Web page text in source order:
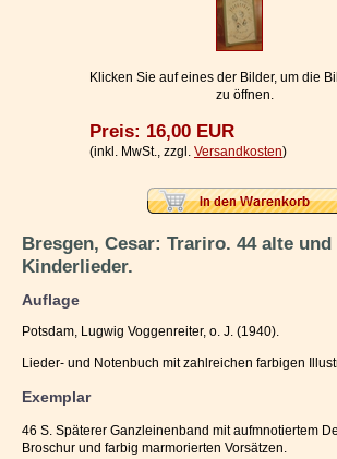
Ihr WarenkorbKlicken Sie auf eines der Bilder, um die
zu öffnen.
Preis: 16,00 EUR
(inkl. MwSt., zzgl. Versandkosten)
Bresgen, Cesar: Trariro. 44 alte und
Kinderlieder.
Auflage
Potsdam, Lugwig Voggenreiter, o. J. (1940).
Lieder- und Notenbuch mit zahlreichen farbigen
Exemplar
46 S. Späterer Ganzleinenband mit aufmnotiertem
Broschur und farbig marmorierten Vorsätzen.